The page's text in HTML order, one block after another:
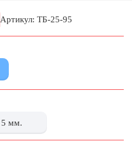
Артикул: ТБ-25-95
5 мм.